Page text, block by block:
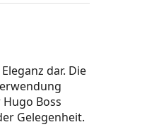
dar. Die
Boss
Gelegenheit.